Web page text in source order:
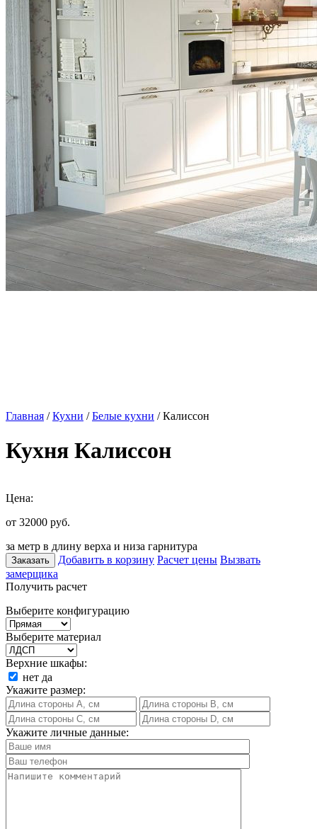
Главная /Кухни /Белые кухни / Калиссон
Кухня Калиссон
Цена:
от 32000 руб.
за метр в длину верха и низа гарнитура
Заказать Добавить в корзину Расчет цены Вызвать
замерщика
Получить расчет
Выберите конфигурацию
Выберите материал
Верхние шкафы:
нет да
Укажите размер:
Укажите личные данные: